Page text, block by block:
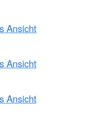
Ansicht
Ansicht
Ansicht